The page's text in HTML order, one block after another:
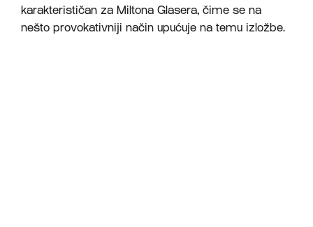
karakterističan za Miltona Glasera, čime se na
nešto provokativniji način upućuje na temu izložbe.